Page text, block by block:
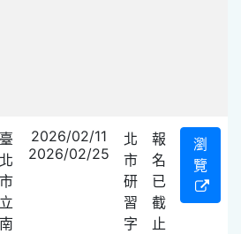
臺
北
市
立
南
2026/02/11
2026/02/25
北
市
研
習
字
報
名
已
截
止
瀏
覽